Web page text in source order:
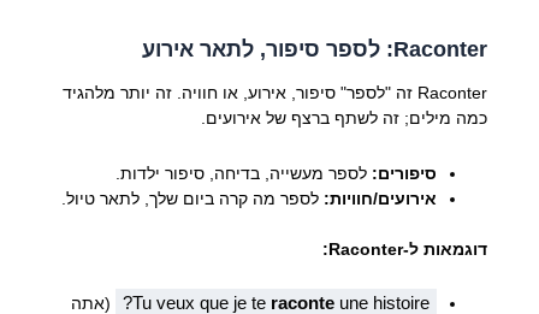
Raconter: לספר סיפור, לתאר אירוע
Raconter זה "לספר" סיפור, אירוע, או חוויה. זה יותר מלהגיד
כמה מילים; זה לשתף ברצף של אירועים.
סיפורים: לספר מעשייה, בדיחה, סיפור ילדות.
אירועים/חוויות: לספר מה קרה ביום שלך, לתאר טיול.
דוגמאות ל-Raconter:
Tu veux que je te raconte une histoire?
(אתה